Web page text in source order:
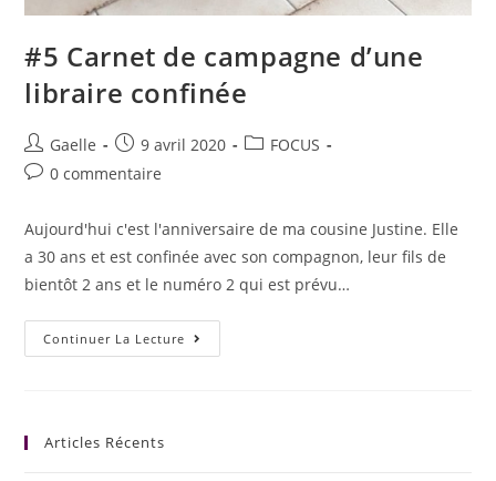
#5 Carnet de campagne d’une
libraire confinée
Gaelle 9 avril 2020
FOCUS
0 commentaire
Aujourd'hui c'est l'anniversaire de ma cousine Justine. Elle
a 30 ans et est confinée avec son compagnon, leur fils de
bientôt 2 ans et le numéro 2 qui est prévu…
Continuer La Lecture
Articles Récents